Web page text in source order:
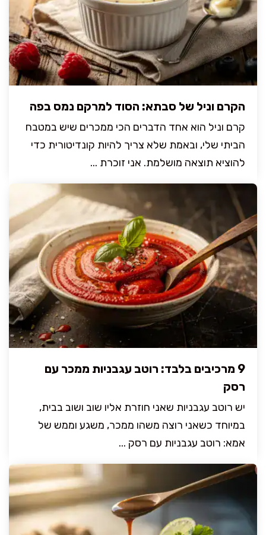
הקרם וניל של סבתא: הסוד למרקם נמס בפה
קרם וניל הוא אחד הדברים הכי ממכרים שיש במטבח
הביתי שלי, ובאמת שלא צריך להיות קונדיטורית כדי
להוציא תוצאה מושלמת. אני זוכרת ...
9 מרכיבים בלבד: רוטב עגבניות ממכר עם
רסק
יש רוטב עגבניות שאני חוזרת אליו שוב ושוב בבית,
במיוחד כשאני רוצה משהו ממכר, משגע וממש של
אמא: רוטב עגבניות עם רסק ...